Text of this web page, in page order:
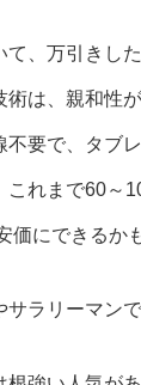
て、万引きし
術は、親和性
要で、タブ
れまで60～
価にできるか
ラリーマン